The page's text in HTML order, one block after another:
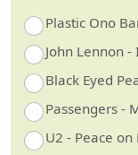
Plastic Ono
John Lennon
Black Eyed
Passengers -
U2 - Peace on